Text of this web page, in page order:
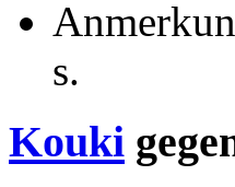
s.
Kouki